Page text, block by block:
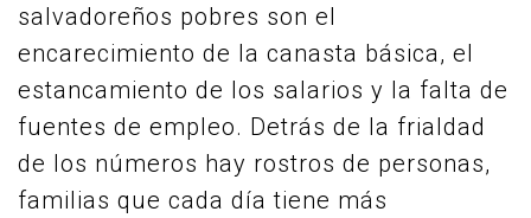
salvadoreños pobres son el
encarecimiento de la canasta básica, el
estancamiento de los salarios y la falta de
fuentes de empleo. Detrás de la frialdad
de los números hay rostros de personas,
familias que cada día tiene más